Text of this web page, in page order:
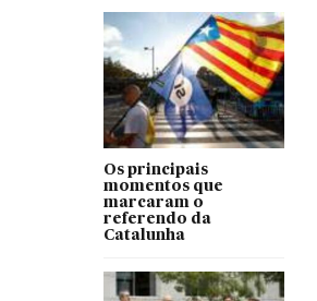
Os principais
momentos que
marcaram o
referendo da
Catalunha